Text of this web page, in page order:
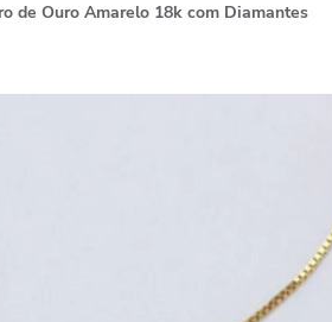
de Ouro Amarelo 18k com Diamantes